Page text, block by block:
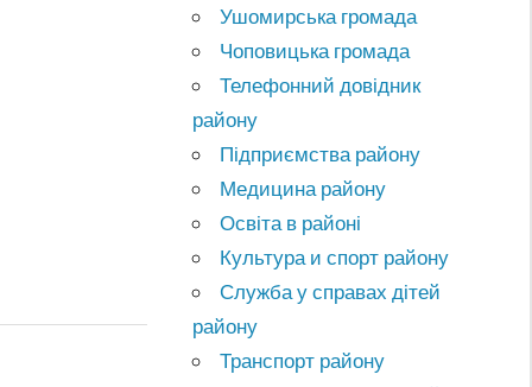
Ушомирська громада
Чоповицька громада
Телефонний довідник
району
Підприємства району
Медицина району
Освіта в районі
Культура и спорт району
Служба у справах дітей
району
Транспорт району